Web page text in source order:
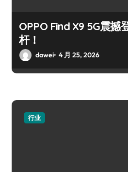
OPPO Find X9 5G震撼
杆！
dawei 4 月 25, 2026
行业